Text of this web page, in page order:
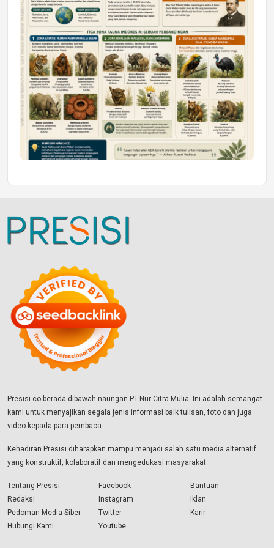
Presisi.co berada dibawah naungan PT.Nur Citra Mulia. Ini adalah semangat
kami untuk menyajikan segala jenis informasi baik tulisan, foto dan juga
video kepada para pembaca.
Kehadiran Presisi diharapkan mampu menjadi salah satu media alternatif
yang konstruktif, kolaboratif dan mengedukasi masyarakat.
Tentang Presisi
Redaksi
Pedoman Media Siber
Hubungi Kami
Facebook
Instagram
Twitter
Youtube
Bantuan
Iklan
Karir